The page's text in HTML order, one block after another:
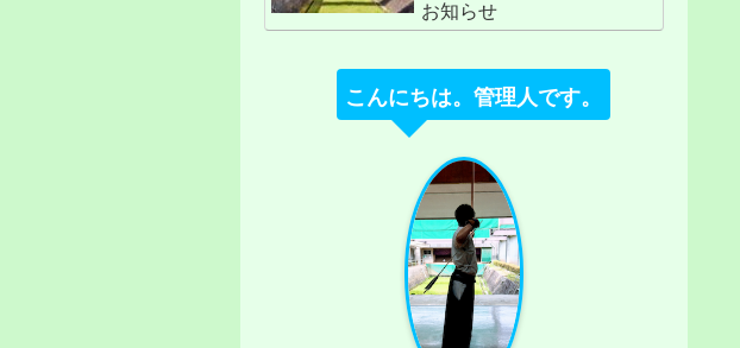
お知らせ
こんにちは。管理人です。